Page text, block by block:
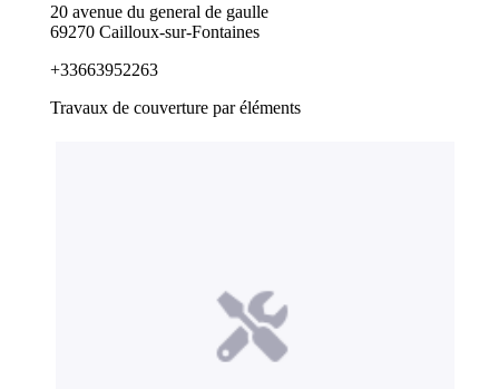
20 avenue du general de gaulle
69270 Cailloux-sur-Fontaines
+33663952263
Travaux de couverture par éléments